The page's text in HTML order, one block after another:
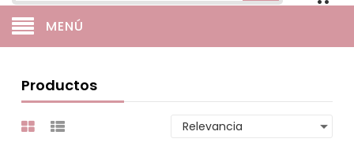
MENÚ
Productos